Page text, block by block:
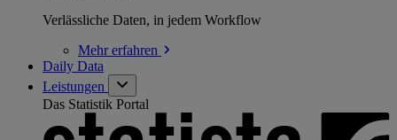
Verlässliche Daten, in jedem Workflow
Mehrerfahren
Daily Data
Leistungen
Das Statistik Portal